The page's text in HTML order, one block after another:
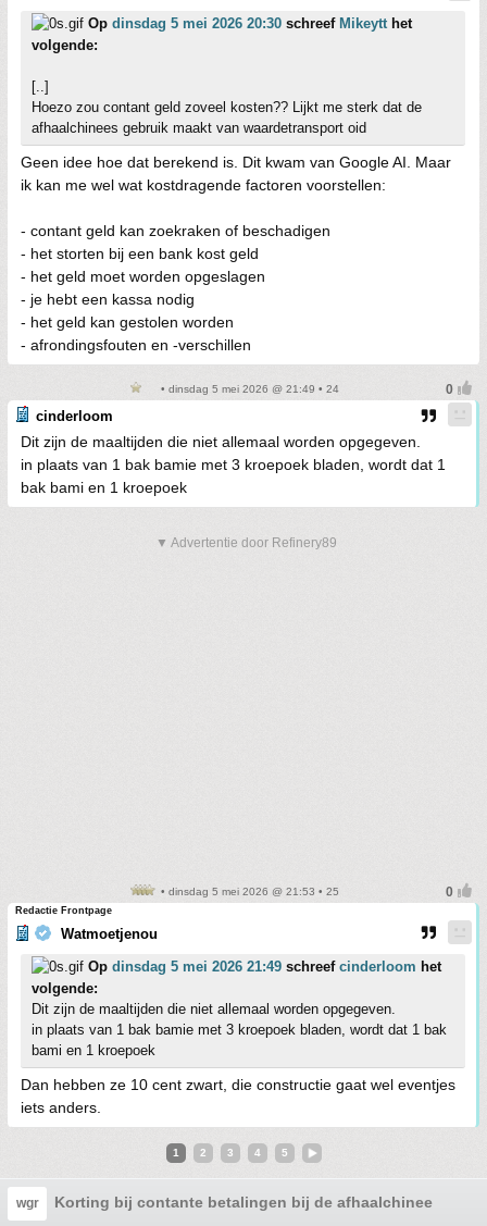
Op dinsdag 5 mei 2026 20:30 schreef Mikeytthet
volgende:
[..]
Hoezo zou contant geld zoveel kosten?? Lijkt me sterk dat de
afhaalchinees gebruik maakt van waardetransport oid
Geen idee hoe dat berekend is. Dit kwam van Google AI. Maar
ik kan me wel wat kostdragende factoren voorstellen:
- contant geld kan zoekraken of beschadigen
- het storten bij een bank kost geld
- het geld moet worden opgeslagen
- je hebt een kassa nodig
- het geld kan gestolen worden
- afrondingsfouten en -verschillen
• dinsdag 5 mei 2026 @ 21:49 • 24
cinderloom
Dit zijn de maaltijden die niet allemaal worden opgegeven.
in plaats van 1 bak bamie met 3 kroepoek bladen, wordt dat 1
bak bami en 1 kroepoek
▼ Advertentie door Refinery89
• dinsdag 5 mei 2026 @ 21:53 • 25
Redactie Frontpage
Watmoetjenou
Op dinsdag 5 mei 2026 21:49 schreef cinderloom het
volgende:
Dit zijn de maaltijden die niet allemaal worden opgegeven.
in plaats van 1 bak bamie met 3 kroepoek bladen, wordt dat 1 bak
bami en 1 kroepoek
Dan hebben ze 10 cent zwart, die constructie gaat wel eventjes
iets anders.
1 2 3 4 5
wgr Korting bij contante betalingen bij de afhaalchinees?